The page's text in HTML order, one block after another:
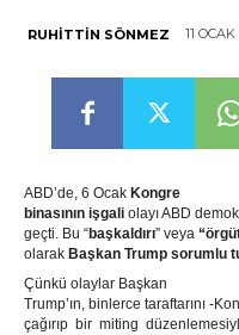
RUHITTIN SÖNMEZ 11 OCAK
ABD’de, 6 Ocak Kongre
binasının işgali olayı ABD
geçti. Bu “başkaldırı” veya
olarak Başkan Trump sorumlu
Çünkü olaylar Başkan
Trump’ın, binlerce taraftarını -
çağırıp bir miting